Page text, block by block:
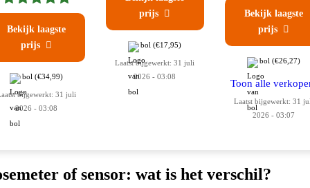
Bekijk laagste
prijs 
bol (€34,99)
bijgewerkt: 31 juli
2026 - 03:08
prijs 
bol (€17,95)
Laatst bijgewerkt: 31 juli
2026 - 03:08
Bekijk laagste
prijs 
bol (€26,27)
Toon alle
Laatst bijgewerkt: 31
2026 - 03:07
of sensor: wat is het verschil?